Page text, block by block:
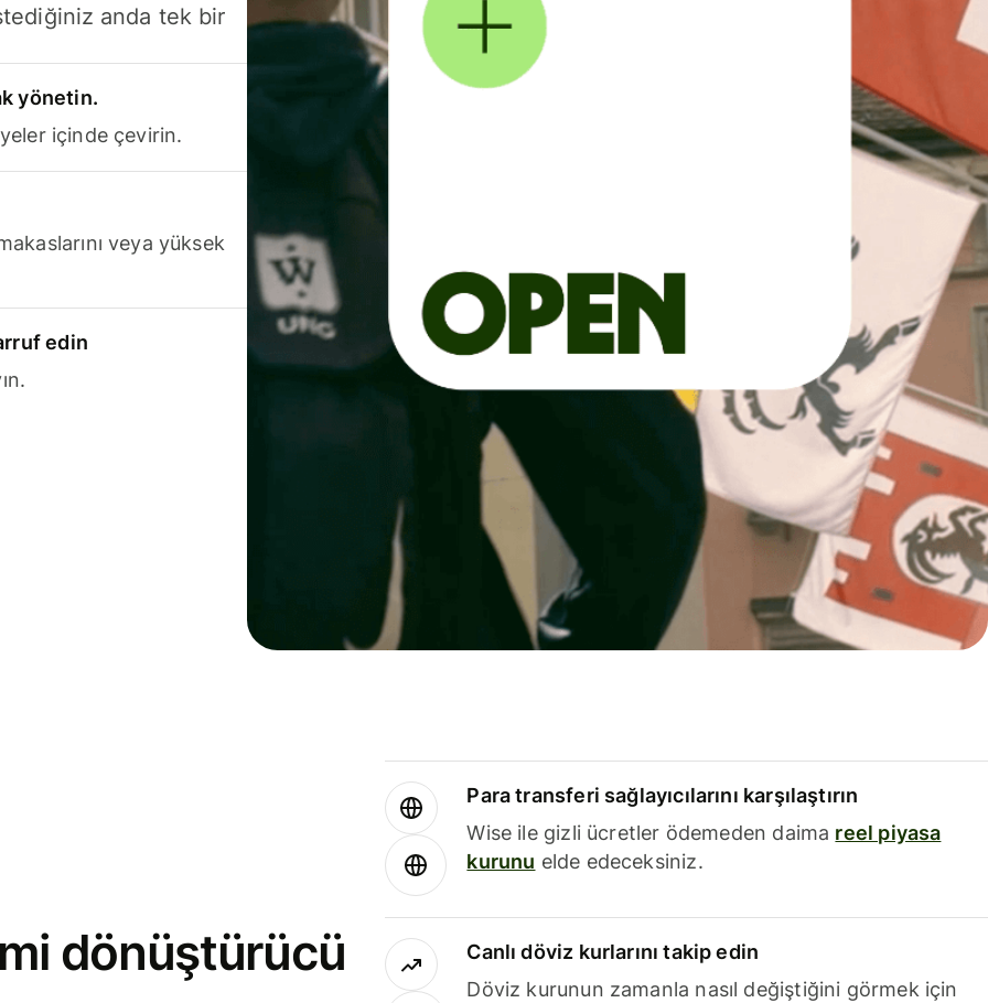
anda tek bir
yönetin.
içinde çevirin.
veya yüksek
edin
dönüştürücü
Para transferi sağlayıcılarını karşılaştırın
Wise ile gizli ücretler ödemeden daima reel piyasa
kurunu elde edeceksiniz.
Canlı döviz kurlarını takip edin
Döviz kurunun zamanla nasıl değiştiğini görmek için